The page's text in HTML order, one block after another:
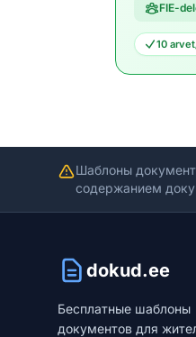
FIE-
10
Шаблоны
содержанием
dokud.ee
Бесплатные шаблоны
документов для